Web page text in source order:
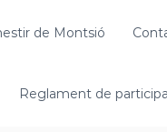
de Montsió
Reglament de